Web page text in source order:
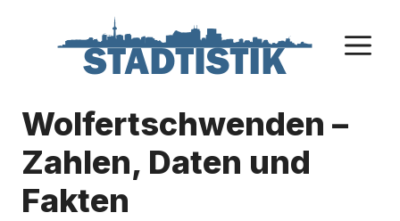
Wolfertschwenden –
Zahlen, Daten und
Fakten